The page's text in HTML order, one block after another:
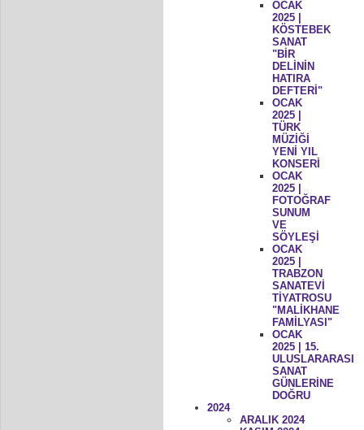
OCAK
2025 |
KÖSTEBEK
SANAT
"BİR
DELİNİN
HATIRA
DEFTERİ"
OCAK
2025 |
TÜRK
MÜZİĞİ
YENİ YIL
KONSERİ
OCAK
2025 |
FOTOĞRAF
SUNUM
VE
SÖYLEŞİ
OCAK
2025 |
TRABZON
SANATEVİ
TİYATROSU
"MALİKHANE
FAMİLYASI"
OCAK
2025 | 15.
ULUSLARARASI
SANAT
GÜNLERİNE
DOĞRU
2024
ARALIK 2024